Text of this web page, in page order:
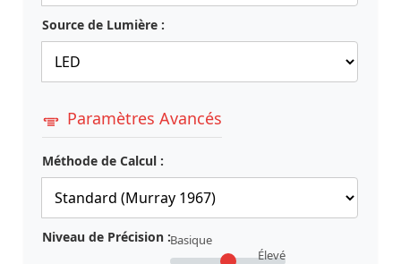
Source de Lumière :
Paramètres Avancés
Méthode de Calcul :
Niveau de Précision :Basique
Élevé